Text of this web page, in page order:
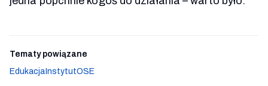
Tematy powiązane
Edukacja InstytutOSE